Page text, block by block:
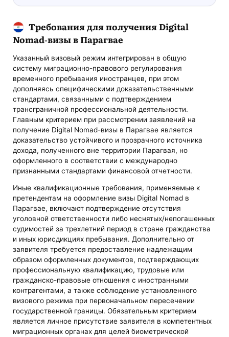
Требования для получения Digital
Nomad-визы в Парагвае
Указанный визовый режим интегрирован в общую
систему миграционно-правового регулирования
временного пребывания иностранцев, при этом
дополняясь специфическими доказательственными
стандартами, связанными с подтверждением
трансграничной профессиональной деятельности.
Главным критерием при рассмотрении заявлений на
получение Digital Nomad-визы в Парагвае является
доказательство устойчивого и прозрачного источника
дохода, полученного вне территории Парагвая, но
оформленного в соответствии с международно
признанными стандартами финансовой отчетности.
Иные квалификационные требования, применяемые к
претендентам на оформление визы Digital Nomad в
Парагвае, включают подтверждение отсутствия
уголовной ответственности либо неснятых/непогашенных
судимостей за трехлетний период в стране гражданства
и иных юрисдикциях пребывания. Дополнительно от
заявителя требуется предоставление надлежащим
образом оформленных документов, подтверждающих
профессиональную квалификацию, трудовые или
гражданско-правовые отношения с иностранными
контрагентами, а также соблюдение установленного
визового режима при первоначальном пересечении
государственной границы. Обязательным критерием
является личное присутствие заявителя в компетентных
миграционных органах для целей биометрической